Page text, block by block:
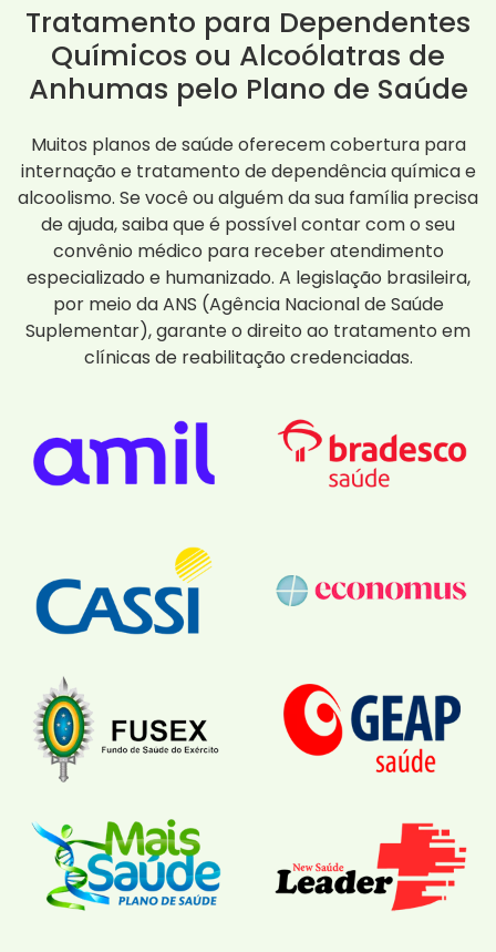
Tratamento para Dependentes
Químicos ou Alcoólatras de
Anhumas pelo Plano de Saúde
Muitos planos de saúde oferecem cobertura para
internação e tratamento de dependência química e
alcoolismo. Se você ou alguém da sua família precisa
de ajuda, saiba que é possível contar com o seu
convênio médico para receber atendimento
especializado e humanizado. A legislação brasileira,
por meio da ANS (Agência Nacional de Saúde
Suplementar), garante o direito ao tratamento em
clínicas de reabilitação credenciadas.